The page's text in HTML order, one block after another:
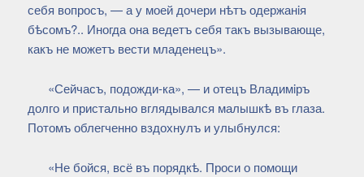
себя вопросъ, — а у моей дочери нѣтъ одержанiя
бѣсомъ?.. Иногда она ведетъ себя такъ вызывающе,
какъ не можетъ вести младенецъ».
«Сейчасъ, подожди-ка», — и отецъ Владимiръ
долго и пристально вглядывался малышкѣ въ глаза.
Потомъ облегченно вздохнулъ и улыбнулся:
«Не бойся, всё въ порядкѣ. Проси о помощи